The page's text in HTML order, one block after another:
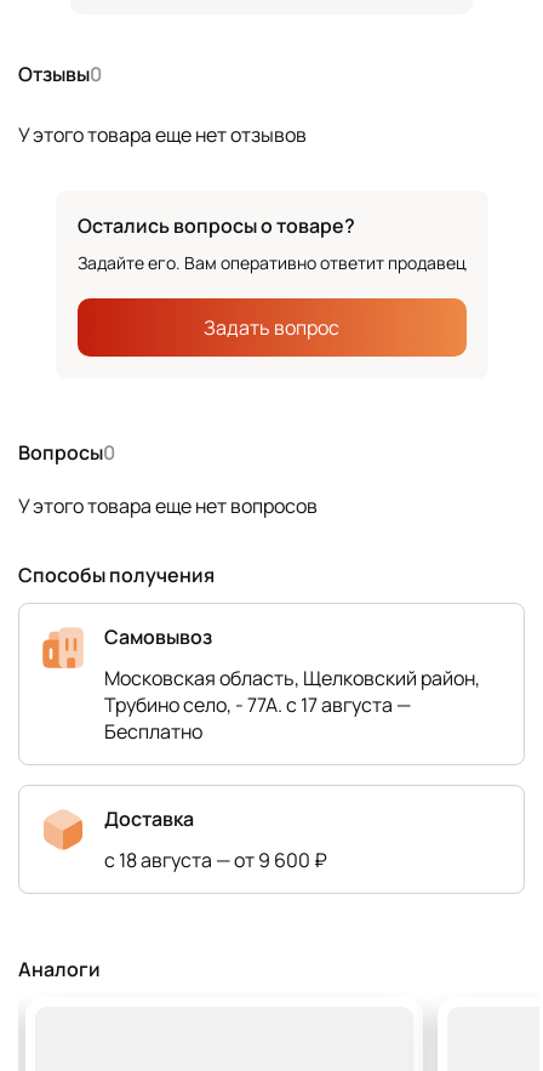
Отзывы0
У этого товара еще нет отзывов
Вопросы0
У этого товара еще нет вопросов
Способы получения
Самовывоз
Московская область, Щелковский район,
Трубино село, - 77А. с 17 августа —
Бесплатно
Доставка
с 18 августа — от 9 600 ₽
Остались вопросы о товаре?
Задайте его. Вам оперативно ответит продавец
Задать вопрос
Аналоги